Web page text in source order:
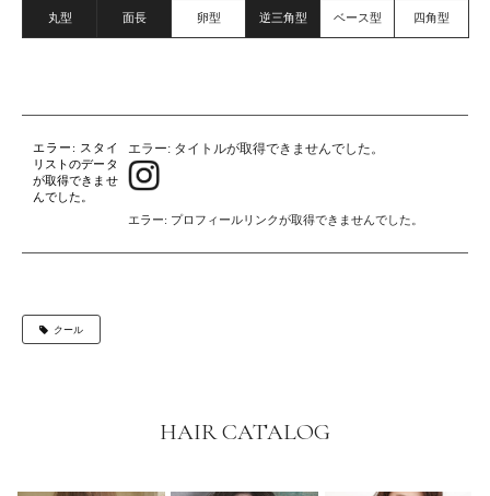
丸型 面長 卵型 逆三角型 ベース型 四角型
エラー: スタイ
リストのデータ
が取得できませ
んでした。
エラー: タイトルが取得できませんでした。
エラー: プロフィールリンクが取得できませんでした。
クール
HAIR CATALOG